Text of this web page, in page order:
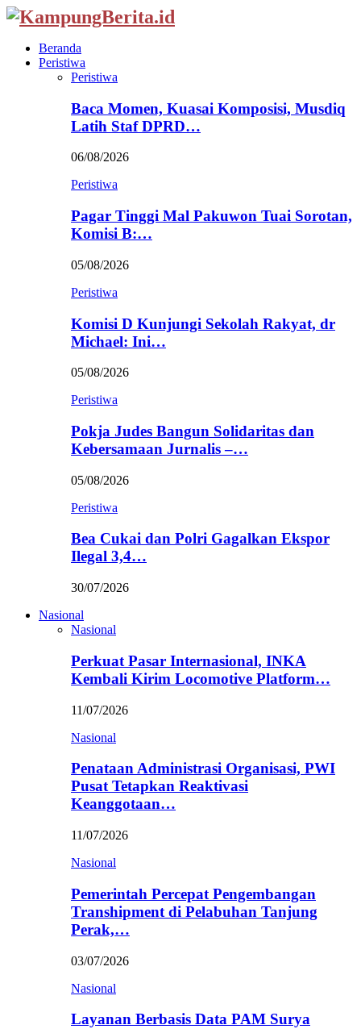
Beranda
Peristiwa
Peristiwa
Baca Momen, Kuasai Komposisi, Musdiq
Latih Staf DPRD…
06/08/2026
Peristiwa
Pagar Tinggi Mal Pakuwon Tuai Sorotan,
Komisi B:…
05/08/2026
Peristiwa
Komisi D Kunjungi Sekolah Rakyat, dr
Michael: Ini…
05/08/2026
Peristiwa
Pokja Judes Bangun Solidaritas dan
Kebersamaan Jurnalis –…
05/08/2026
Peristiwa
Bea Cukai dan Polri Gagalkan Ekspor
Ilegal 3,4…
30/07/2026
Nasional
Nasional
Perkuat Pasar Internasional, INKA
Kembali Kirim Locomotive Platform…
11/07/2026
Nasional
Penataan Administrasi Organisasi, PWI
Pusat Tetapkan Reaktivasi
Keanggotaan…
11/07/2026
Nasional
Pemerintah Percepat Pengembangan
Transhipment di Pelabuhan Tanjung
Perak,…
03/07/2026
Nasional
Layanan Berbasis Data PAM Surya